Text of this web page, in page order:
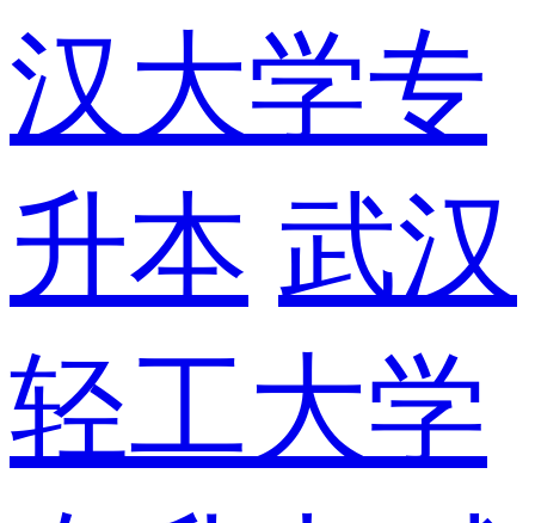
汉大学专
升本 武汉
轻工大学